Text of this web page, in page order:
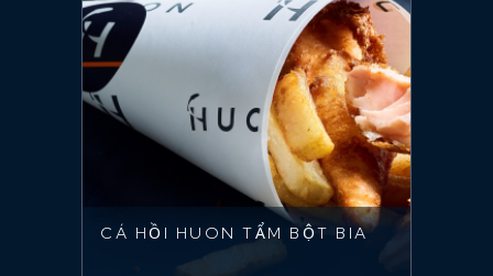
CÁ HỒI HUON TẨM BỘT BIA